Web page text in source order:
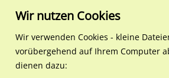
Regionale Plakatwerbung
Wir nutzen Cookies
Wir verwenden Cookies - kleine
vorübergehend auf Ihrem Computer
dienen dazu: